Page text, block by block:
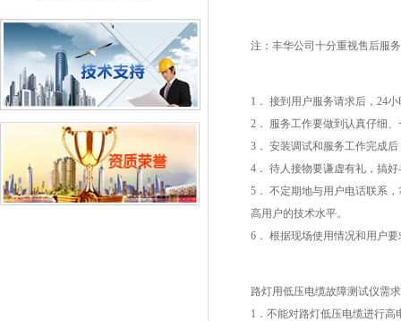
注：丰华公司十分重视售后服
1 ． 接到用户服务请求后， 24小
2． 服务工作要做到认真仔细、
3． 安装调试和服务工作完成
4． 待人接物要谦虚有礼，搞
5． 不定期地与用户电话联系
高用户的技术水平。
6． 根据现场使用情况和用户
路灯用低压电缆故障测试仪需
1．不能对路灯低压电缆进行